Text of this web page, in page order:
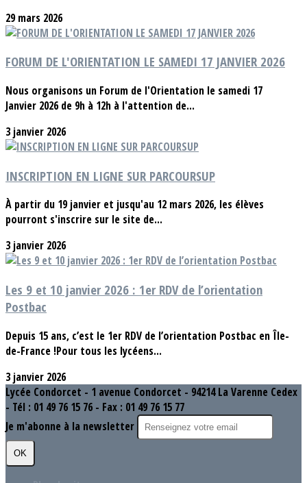
29 mars 2026
FORUM DE L'ORIENTATION LE SAMEDI 17 JANVIER 2026
Nous organisons un Forum de l'Orientation le samedi 17
Janvier 2026 de 9h à 12h à l'attention de...
3 janvier 2026
INSCRIPTION EN LIGNE SUR PARCOURSUP
À partir du 19 janvier et jusqu'au 12 mars 2026, les élèves
pourront s'inscrire sur le site de...
3 janvier 2026
Les 9 et 10 janvier 2026 : 1er RDV de l’orientation
Postbac
Depuis 15 ans, c’est le 1er RDV de l’orientation Postbac en Île-
de-France !Pour tous les lycéens...
3 janvier 2026
Lycée Condorcet - 1 avenue Condorcet - 94214 La Varenne Cedex
- Tél : 01 49 76 15 76 - Fax : 01 49 76 15 77
Je m'abonne à la newsletter
OK